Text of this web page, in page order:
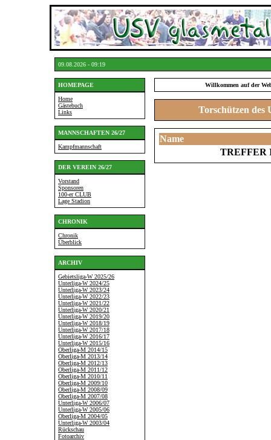
09.08.2026 - 09:19
HOMEPAGE
Home
Gästebuch
Links
MANNSCHAFTEN 26/27
Kampfmannschaft
DER VEREIN 26/27
Vorstand
Sponsoren
100-er CLUB
Lage Stadion
CHRONIK
Chronik
Überblick
ARCHIV
Gebietsliga-W 2025/26
Unterliga-W 2024/25
Unterliga-W 2023/24
Unterliga-W 2022/23
Unterliga-W 2021/22
Unterliga-W 2020/21
Unterliga-W 2019/20
Unterliga-W 2018/19
Unterliga-W 2017/18
Unterliga-W 2016/17
Unterliga-W 2015/16
Oberliga-M 2014/15
Oberliga-M 2013/14
Oberliga-M 2012/13
Oberliga-M 2011/12
Oberliga-M 2010/11
Oberliga-M 2009/10
Oberliga-M 2008/09
Oberliga-M 2007/08
Unterliga-W 2006/07
Unterliga-W 2005/06
Oberliga-M 2004/05
Unterliga-W 2003/04
Rückschau
Fotoarchiv
Willkommen auf der
Torschützen des
Name
TREFFER